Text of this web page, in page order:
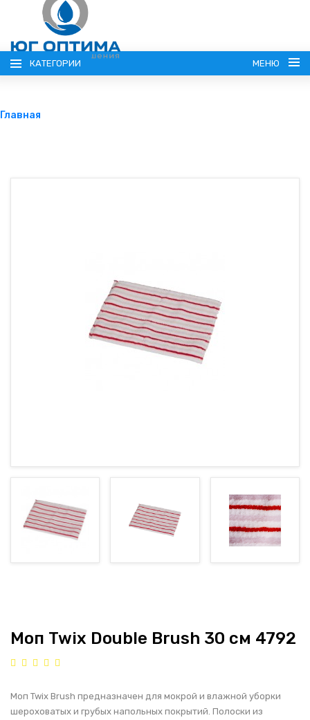
КАТЕГОРИИ МЕНЮ
+7 (905) 473 4 473 yugoptima@bk.ru
Главная
Моп Twix Double Brush 30 см 4792
Моп Twix Brush предназначен для мокрой и влажной уборки
шероховатых и грубых напольных покрытий. Полоски из